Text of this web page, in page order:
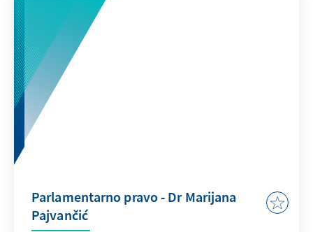
Parlamentarno pravo - Dr Marijana
Pajvančić